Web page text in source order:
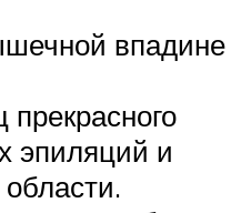
впадине
прекрасного
эпиляций и